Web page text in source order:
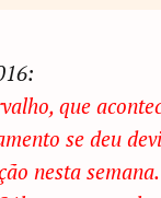
que
se deu
nesta